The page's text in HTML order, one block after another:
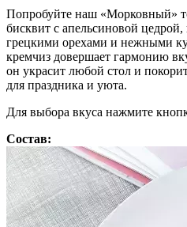
Попробуйте наш «Морковный»
бисквит с апельсиновой
грецкими орехами и нежными
кремчиз довершает гармонию
он украсит любой стол и
для праздника и уюта.
Для выбора вкуса нажмите
Состав: